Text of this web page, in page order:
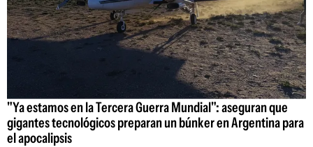
"Ya estamos en la Tercera Guerra Mundial": aseguran que
gigantes tecnológicos preparan un búnker en Argentina para
el apocalipsis